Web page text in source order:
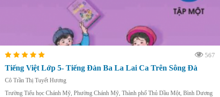
567
Tiếng Việt Lớp 5- Tiếng Đàn Ba La Lai Ca Trên Sông Đà
Cô Trần Thị Tuyết Hương
Trường Tiểu học Chánh Mỹ, Phường Chánh Mỹ, Thành phố Thủ Dầu Một, Bình Dương